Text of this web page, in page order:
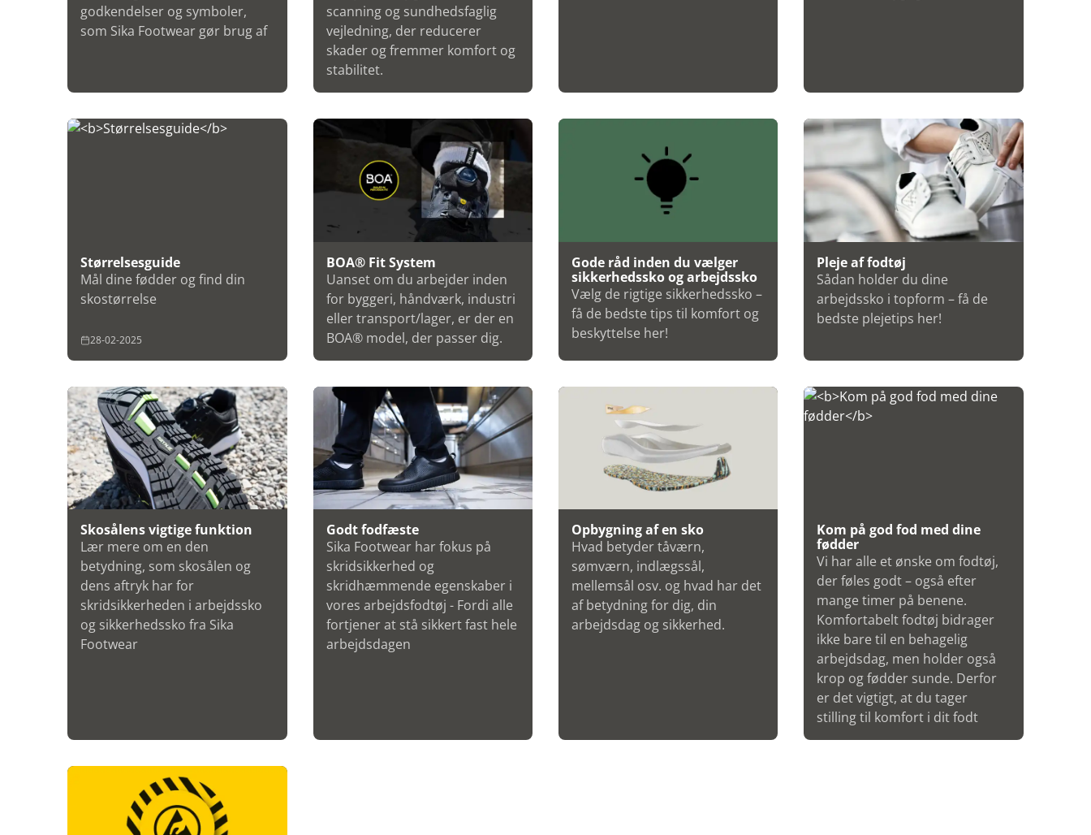
godkendelser og symboler,
som Sika Footwear gør brug af
scanning og sundhedsfaglig
vejledning, der reducerer
skader og fremmer komfort og
stabilitet.
Størrelsesguide
Mål dine fødder og find din
skostørrelse
28-02-2025
BOA® Fit System
Uanset om du arbejder inden
for byggeri, håndværk, industri
eller transport/lager, er der en
BOA® model, der passer dig.
Gode råd inden du vælger
sikkerhedssko og arbejdssko
Vælg de rigtige sikkerhedssko –
få de bedste tips til komfort og
beskyttelse her!
Pleje af fodtøj
Sådan holder du dine
arbejdssko i topform – få de
bedste plejetips her!
Skosålens vigtige funktion
Lær mere om en den
betydning, som skosålen og
dens aftryk har for
skridsikkerheden i arbejdssko
og sikkerhedssko fra Sika
Footwear
Godt fodfæste
Sika Footwear har fokus på
skridsikkerhed og
skridhæmmende egenskaber i
vores arbejdsfodtøj - Fordi alle
fortjener at stå sikkert fast hele
arbejdsdagen
Opbygning af en sko
Hvad betyder tåværn,
sømværn, indlægssål,
mellemsål osv. og hvad har det
af betydning for dig, din
arbejdsdag og sikkerhed.
Kom på god fod med dine
fødder
Vi har alle et ønske om fodtøj,
der føles godt – også efter
mange timer på benene.
Komfortabelt fodtøj bidrager
ikke bare til en behagelig
arbejdsdag, men holder også
krop og fødder sunde. Derfor
er det vigtigt, at du tager
stilling til komfort i dit fodt